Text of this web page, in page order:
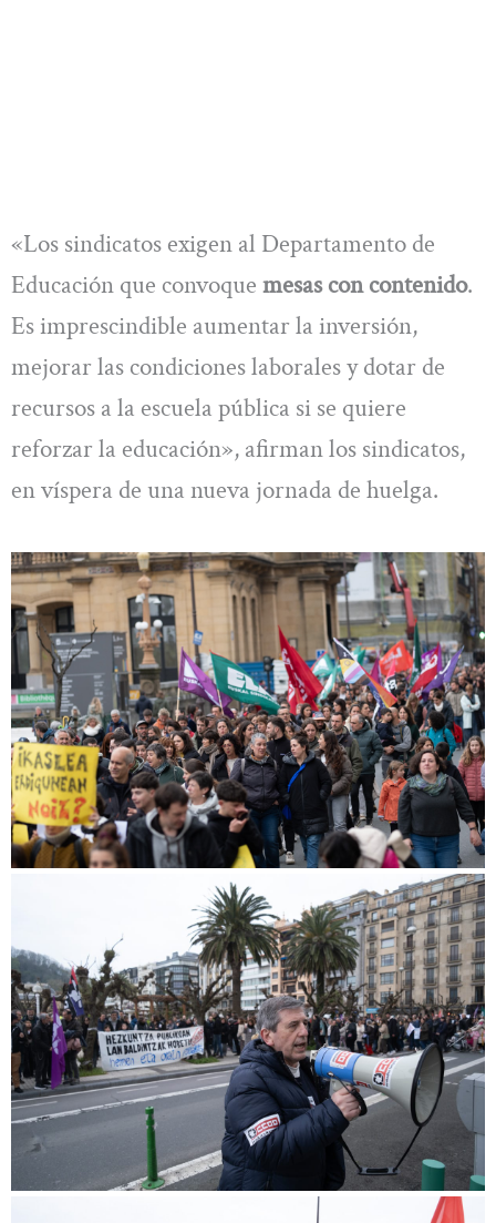
«Los sindicatos exigen al Departamento de
Educación que convoque mesas con contenido.
Es imprescindible aumentar la inversión,
mejorar las condiciones laborales y dotar de
recursos a la escuela pública si se quiere
reforzar la educación», afirman los sindicatos,
en víspera de una nueva jornada de huelga.